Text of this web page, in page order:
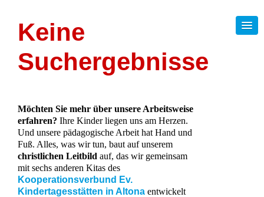
Keine
Suchergebnisse
Möchten Sie mehr über unsere Arbeitsweise
erfahren? Ihre Kinder liegen uns am Herzen.
Und unsere pädagogische Arbeit hat Hand und
Fuß. Alles, was wir tun, baut auf unserem
christlichen Leitbild auf, das wir gemeinsam
mit sechs anderen Kitas des
Kooperationsverbund Ev.
Kindertagesstätten in Altona entwickelt